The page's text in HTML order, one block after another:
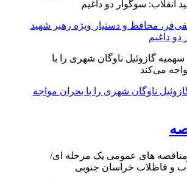
محافظ و دستیار ویژه رهبر شهید
دو داغیم
ناوگان شهری را با بحران مواجه